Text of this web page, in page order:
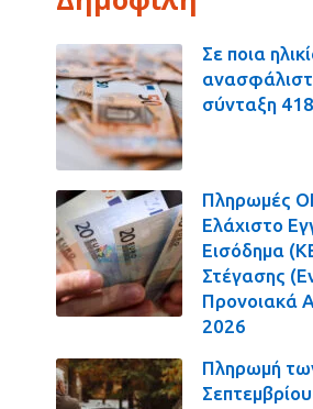
Σε ποια
σύνταξη
Πληρωμές
Ελάχιστο
Εισόδημα
Στέγασης
Προνοιακά
2026
Πληρωμή